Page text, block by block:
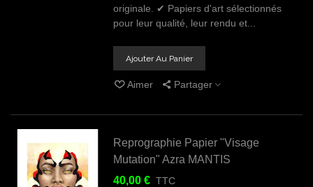
originale. ✔ Papiers d'art sélectionnés
pour leur qualité, leur rendu et...
Ajouter Au Panier
Aimer Partager
Reprographie Papier "Visage
Mutation" Azra MANTIS
40,00 € TTC